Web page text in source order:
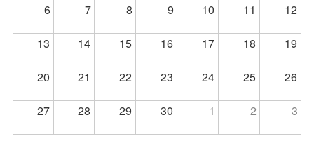
6 7 8 9 10 11 12
13 14 15 16 17 18 19
20 21 22 23 24 25 26
27 28 29 30 1 2 3